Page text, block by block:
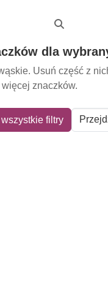
dla
Usuń część z
więcej znaczków.
filtry